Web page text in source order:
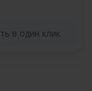
в один клик